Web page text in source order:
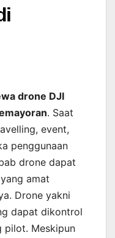
drone DJI
. Saat
event,
penggunaan
drone dapat
amat
Drone yakni
dapat dikontrol
pilot. Meskipun